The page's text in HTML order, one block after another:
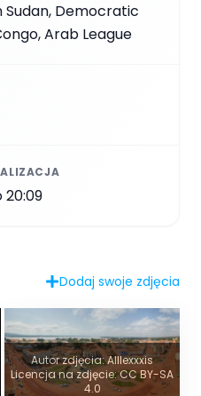
Sudan, Democratic
Arab League
20:09
Dodaj swoje zdjęcia
Autor zdjęcia: Alllexxxis
Licencja na zdjęcie: CC BY-SA
4.0